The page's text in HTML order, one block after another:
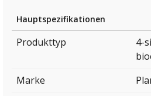
Hauptspezifikationen
Produkttyp
4-
Marke